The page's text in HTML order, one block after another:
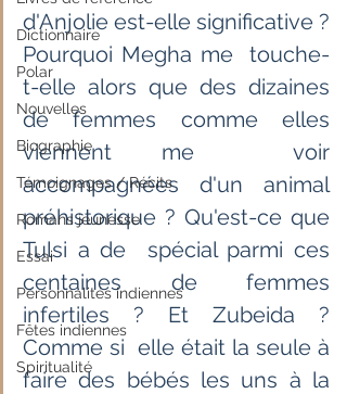
Dictionnaire
Polar
Nouvelles
Biographie
Témoignages / Récits
Romans jeunesse
Essai
Personnalités indiennes
Fêtes indiennes
Spiritualité
d'Anjolie est-elle significative ?
Pourquoi Megha me  touche-
t-elle alors que des dizaines
de femmes comme elles
viennent me  voir
accompagnées d'un animal
préhistorique ? Qu'est-ce que
Tulsi a de  spécial parmi ces
centaines de femmes
infertiles ? Et Zubeida ?
Comme si  elle était la seule à
faire des bébés les uns à la